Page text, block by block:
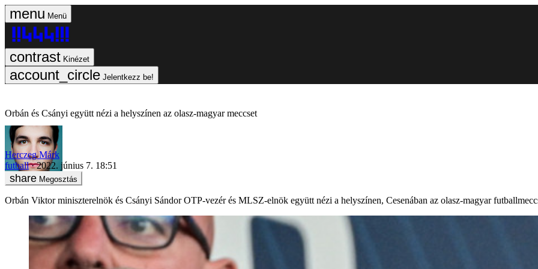
Menü
Kinézet
Jelentkezz be!
Orbán és Csányi együtt nézi a helyszínen az olasz-magyar meccset
Herczeg Márk
futball
2022. június 7. 18:51
Megosztás
Orbán Viktor miniszterelnök és Csányi Sándor OTP-vezér és MLSZ-elnök együtt nézi a helyszínen, Cesenában az olasz-magyar